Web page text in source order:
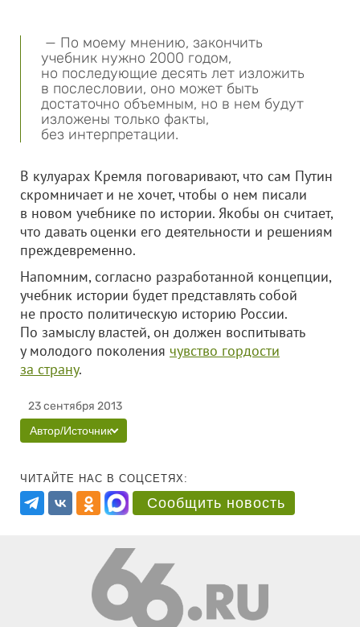
— По моему мнению, закончить
учебник нужно 2000 годом,
но последующие десять лет изложить
в послесловии, оно может быть
достаточно объемным, но в нем будут
изложены только факты,
без интерпретации.
В кулуарах Кремля поговаривают, что сам Путин
скромничает и не хочет, чтобы о нем писали
в новом учебнике по истории. Якобы он считает,
что давать оценки его деятельности и решениям
преждевременно.
Напомним, согласно разработанной концепции,
учебник истории будет представлять собой
не просто политическую историю России.
По замыслу властей, он должен воспитывать
у молодого поколения чувство гордости
за страну.
23 сентября 2013
Автор/Источник
ЧИТАЙТЕ НАС В СОЦСЕТЯХ:
Сообщить новость